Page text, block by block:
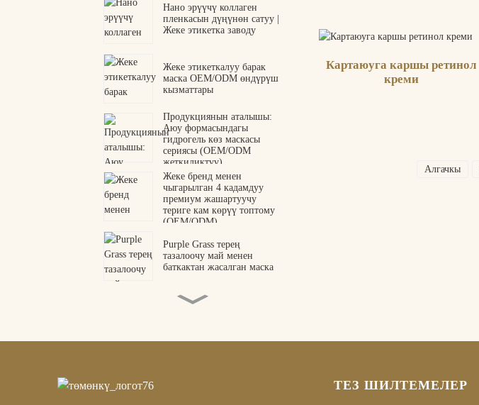
Нано эрүүчү коллаген
пленкасын дүңүнөн сатуу |
Жеке этикетка заводу
Жеке этикеткалуу барак
маска OEM/ODM өндүрүш
кызматтары
Продукциянын аталышы:
Аюу формасындагы
гидрогель көз маскасы
сериясы (OEM/ODM
жеткиликтүү)
Жеке бренд менен
чыгарылган 4 кадамдуу
премиум жашартуучу
териге кам көрүү топтому
(OEM/ODM)
Purple Grass терең
тазалоочу май менен
баткактан жасалган маска
Коллаген пептиддик көз
Картаюуга каршы ретинол
креми
Алгачкы
ТЕЗ ШИЛТЕМЕЛЕР